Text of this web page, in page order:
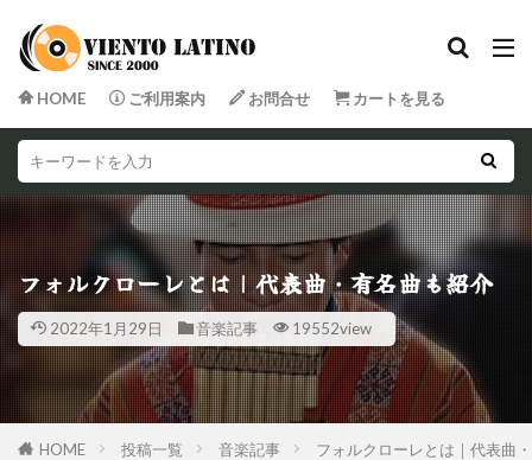
HOME ご利用案内 お問合せ カートを見る
フォルクローレとは｜代表曲・有名曲も紹介
2022年1月29日 音楽記事 19552view
HOME 投稿一覧 音楽記事 フォルクローレとは｜代表曲